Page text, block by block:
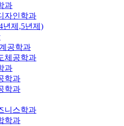
과
자인학과
년제,5년제)
공학과
체공학과
과
학과
학과
니스학과
학과